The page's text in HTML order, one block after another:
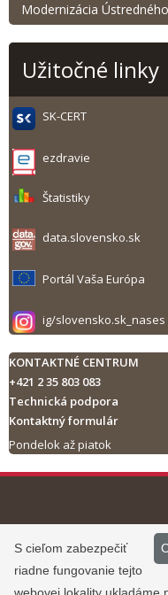
Modernizácia
Užitočné linky
SK-CERT
ezdravie
Štatistiky
data.slovensko.sk
Portál Vaša Európa
ig/slovensko.sk_nases
KONTAKTNÉ CENTRUM
+421 2 35 803 083
Technická podpora
Kontaktný formulár
Pondelok až piatok
Tlač obsahu
©2013 - 2026,
Informácie zverejnené na
majú informatívny
S cieľom zabezpečiť
riadne fungovanie tejto